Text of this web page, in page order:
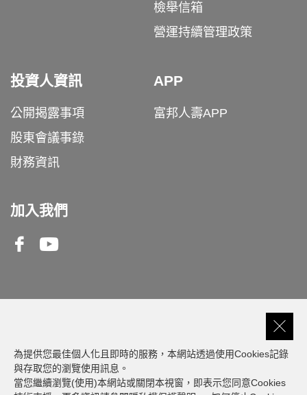
檢舉信箱
營運持續管理政策
投資人資訊
公開揭露事項
股東會議事錄
財務資訊
APP
富邦人壽APP
加入我們
客服專線0809-000-550
建議瀏覽器版本: 最新版本 Chrome、Firefox、
為提供您最佳個人化且即時的服務，本網站透過使用Cookies記錄
與存取您的瀏覽使用訊息。
當您繼續瀏覽(使用)本網站或關閉本視窗，即表示您同意Cookies